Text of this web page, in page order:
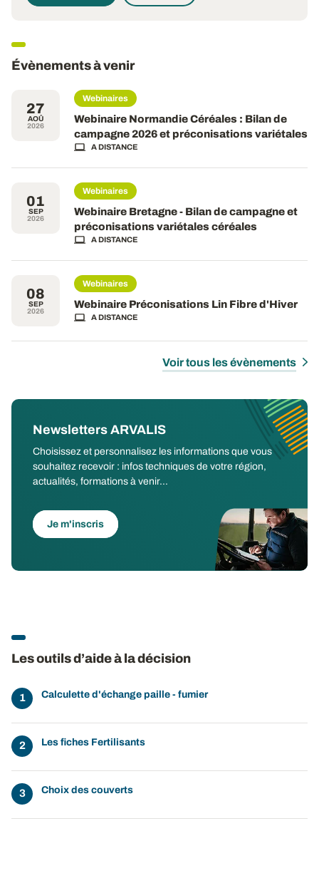
Évènements à venir
27
AOÛ
2026
Webinaires
Webinaire Normandie Céréales : Bilan de
campagne 2026 et préconisations variétales
A DISTANCE
01
SEP
2026
Webinaires
Webinaire Bretagne - Bilan de campagne et
préconisations variétales céréales
A DISTANCE
08
SEP
2026
Webinaires
Webinaire Préconisations Lin Fibre d'Hiver
A DISTANCE
Voir tous les évènements
Newsletters ARVALIS
Choisissez et personnalisez les informations que vous
souhaitez recevoir : infos techniques de votre région,
actualités, formations à venir...
Je m'inscris
Les outils d’aide à la décision
Calculette d'échange paille - fumier
Les fiches Fertilisants
Choix des couverts